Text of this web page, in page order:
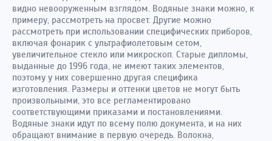
видно невооруженным взглядом. Водяные знаки можно, к
примеру, рассмотреть на просвет. Другие можно
рассмотреть при использовании специфических приборов,
включая фонарик с ультрафиолетовым сетом,
увеличительное стекло или микроскоп. Старые дипломы,
выданные до 1996 года, не имеют таких элементов,
поэтому у них совершенно другая специфика
изготовления. Размеры и оттенки цветов не могут быть
произвольными, это все регламентировано
соответствующими приказами и постановлениями.
Водяные знаки идут по всему полю документа, и на них
обращают внимание в первую очередь. Волокна,